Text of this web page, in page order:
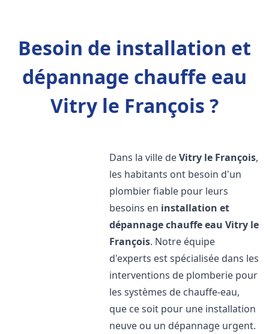
Besoin de installation et
dépannage chauffe eau
Vitry le François ?
Dans la ville deVitry le François,
les habitants ont besoin d'un
plombier fiable pour leurs
besoins en installation et
dépannage chauffe eau Vitry le
François. Notre équipe
d'experts est spécialisée dans les
interventions de plomberie pour
les systèmes de chauffe-eau,
que ce soit pour une installation
neuve ou un dépannage urgent.